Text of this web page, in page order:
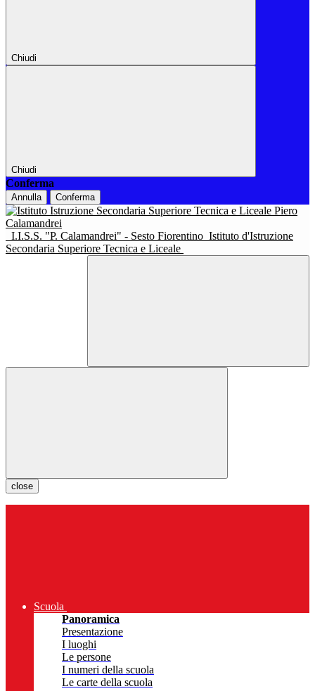
Chiudi
Chiudi
Conferma
Annulla Conferma
I.I.S.S. "P. Calamandrei" - Sesto Fiorentino Istituto d'Istruzione
Secondaria Superiore Tecnica e Liceale
close
Scuola
Panoramica
Presentazione
I luoghi
Le persone
I numeri della scuola
Le carte della scuola